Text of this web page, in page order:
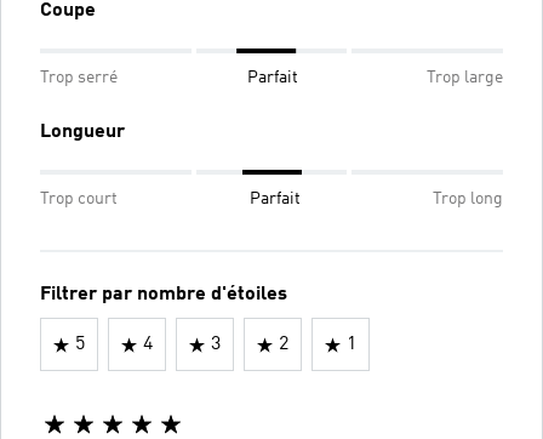
Coupe
Trop serré Parfait Trop large
Longueur
Trop court Parfait Trop long
Filtrer par nombre d'étoiles
5 4 3 2 1